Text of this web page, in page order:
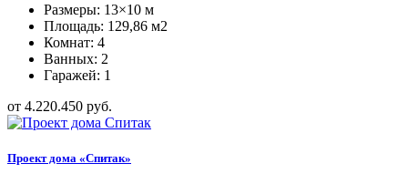
Размеры: 13×10 м
Площадь: 129,86 м2
Комнат: 4
Ванных: 2
Гаражей: 1
от 4.220.450 руб.
Проект дома «Спитак»